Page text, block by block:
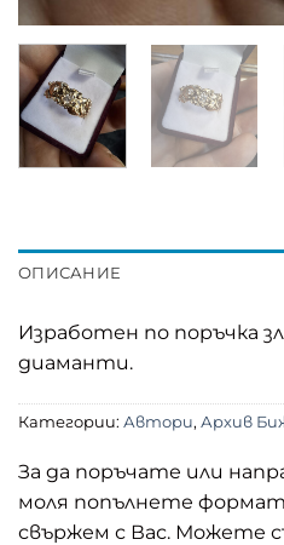
ОПИСАНИЕ
Изработен по поръчка
диаманти.
Категории: Автори, Архив
За да поръчате или
моля попълнете
свържем с Вас. Можете